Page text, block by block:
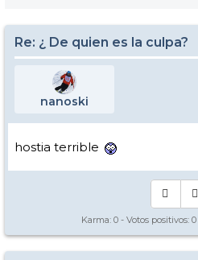
Re: ¿ De quien es la culpa?
nanoski
hostia terrible
Karma: 0 - Votos positivos: 0